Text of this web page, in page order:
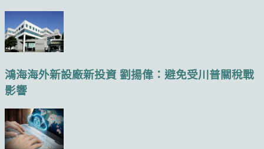
鴻海海外新設廠新投資 劉揚偉：避免受川普關稅戰
影響